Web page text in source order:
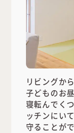
リビングか
子どものお
寝転んでく
ッチンにい
守ることが